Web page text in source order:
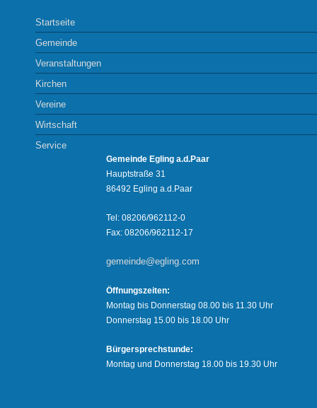
Startseite
Gemeinde
Veranstaltungen
Kirchen
Vereine
Wirtschaft
Service
Gemeinde Egling a.d.Paar
Hauptstraße 31
86492 Egling a.d.Paar
Tel: 08206/962112-0
Fax: 08206/962112-17
gemeinde@egling.com
Öffnungszeiten:
Montag bis Donnerstag 08.00 bis 11.30 Uhr
Donnerstag 15.00 bis 18.00 Uhr
Bürgersprechstunde:
Montag und Donnerstag 18.00 bis 19.30 Uhr